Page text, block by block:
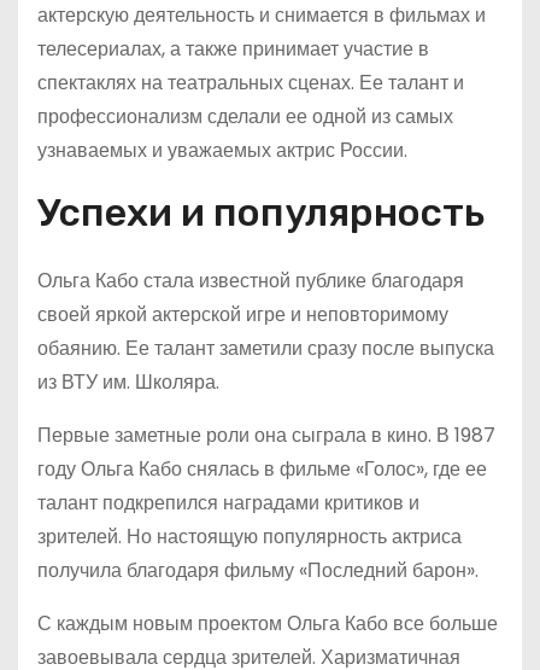
актерскую деятельность и снимается в фильмах и
телесериалах, а также принимает участие в
спектаклях на театральных сценах. Ее талант и
профессионализм сделали ее одной из самых
узнаваемых и уважаемых актрис России.
Успехи и популярность
Ольга Кабо стала известной публике благодаря
своей яркой актерской игре и неповторимому
обаянию. Ее талант заметили сразу после выпуска
из ВТУ им. Школяра.
Первые заметные роли она сыграла в кино. В 1987
году Ольга Кабо снялась в фильме «Голос», где ее
талант подкрепился наградами критиков и
зрителей. Но настоящую популярность актриса
получила благодаря фильму «Последний барон».
С каждым новым проектом Ольга Кабо все больше
завоевывала сердца зрителей. Харизматичная